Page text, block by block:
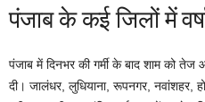
पंजाब के कई जिलों में
पंजाब में दिनभर की गर्मी के बाद शाम को तेज
दी। जालंधर, लुधियाना, रूपनगर, नवांशहर,